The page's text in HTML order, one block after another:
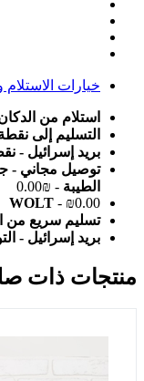
خيارات
استلام من
التسليم إلى
بريد إسرائيل -
توصيل مجاني -
الطيبة - ₪0.00
WOLT - ₪0.00
تسليم سريع من
بريد إسرائيل -
منتجات ذات